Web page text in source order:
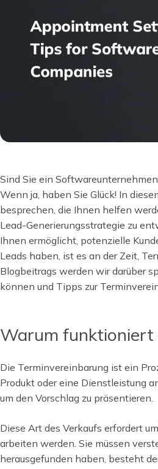
Sind Sie ein
Wenn ja, haben Sie Glück! In
besprechen, die Ihnen helfen
Lead-Generierungsstrategie zu
Ihnen ermöglicht, potenzielle
Leads haben, ist es an der Zeit,
Blogbeitrags werden wir darüber
können und Tipps zur
Warum funktioniert
Die Terminvereinbarung ist ein
Produkt oder eine Dienstleistung
um den Vorschlag zu präsentieren.
Diese Art des Verkaufs erfordert
arbeiten werden. Sie müssen
herausgefunden haben, besteht